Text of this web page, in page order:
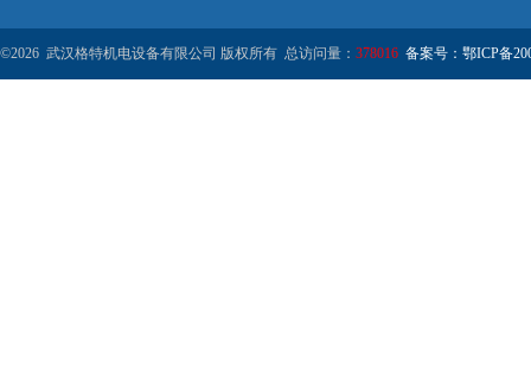
©2026 武汉格特机电设备有限公司 版权所有 总访问量： 378016 备案号：鄂ICP备